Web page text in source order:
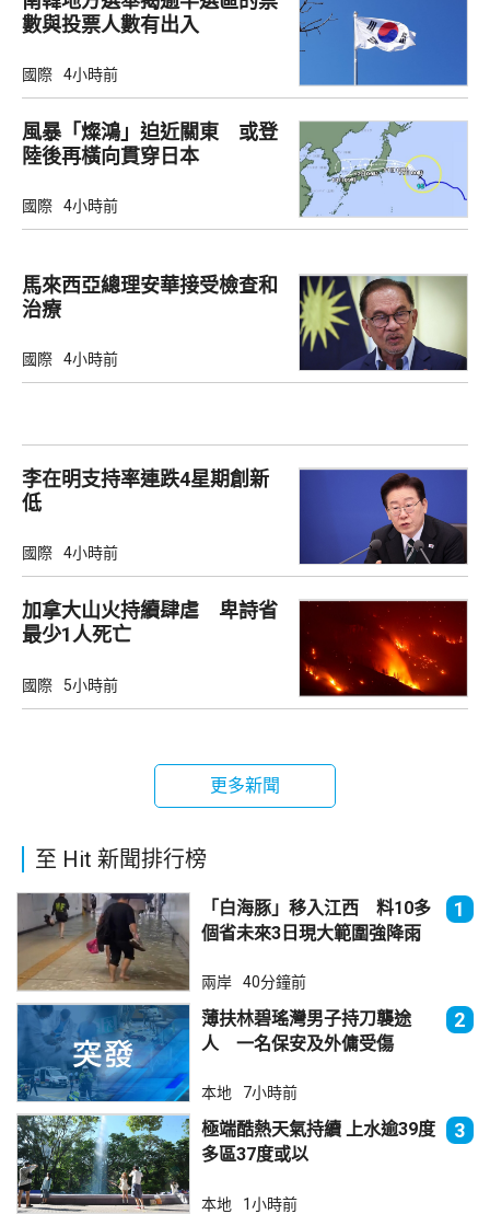
數與投票人數有出入
國際 4小時前
風暴「燦鴻」迫近關東 或登
陸後再橫向貫穿日本
國際 4小時前
馬來西亞總理安華接受檢查和
治療
國際 4小時前
李在明支持率連跌4星期創新
低
國際 4小時前
加拿大山火持續肆虐 卑詩省
最少1人死亡
國際 5小時前
更多新聞
至 Hit 新聞排行榜
「白海豚」移入江西 料10多
個省未來3日現大範圍強降雨
1
兩岸 40分鐘前
薄扶林碧瑤灣男子持刀襲途
人 一名保安及外傭受傷
2
本地 7小時前
極端酷熱天氣持續 上水逾39度
多區37度或以
3
本地 1小時前